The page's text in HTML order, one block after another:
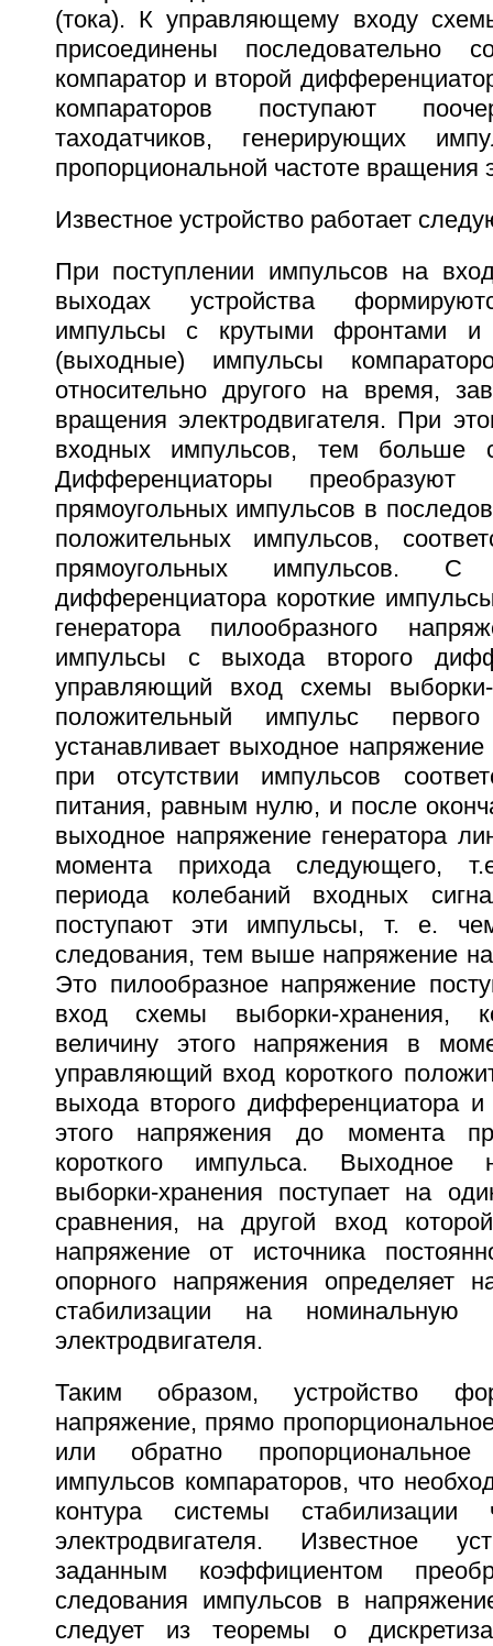
(тока). К управляющему входу
присоединены последовательно
компаратор и второй
компараторов поступают
таходатчиков, генерирующих
пропорциональной частоте вращения
Известное устройство работает
При поступлении импульсов на
выходах устройства
импульсы с крутыми фронтами и
(выходные) импульсы
относительно другого на время,
вращения электродвигателя. При
входных импульсов, тем больше
Дифференциаторы преобразуют
прямоугольных импульсов в
положительных импульсов,
прямоугольных импульсов. С
дифференциатора короткие
генератора пилообразного
импульсы с выхода второго
управляющий вход схемы выборки-
положительный импульс
устанавливает выходное напряжение
при отсутствии импульсов
питания, равным нулю, и после
выходное напряжение генератора
момента прихода следующего,
периода колебаний входных
поступают эти импульсы, т. е.
следования, тем выше напряжение
Это пилообразное напряжение
вход схемы выборки-хранения,
величину этого напряжения в
управляющий вход короткого
выхода второго дифференциатора и
этого напряжения до момента
короткого импульса. Выходное
выборки-хранения поступает на
сравнения, на другой вход
напряжение от источника
опорного напряжения определяет
стабилизации на номинальную
электродвигателя.
Таким образом, устройство
напряжение, прямо
или обратно
импульсов компараторов, что
контура системы стабилизации
электродвигателя. Известное
заданным коэффициентом
следования импульсов в
следует из теоремы о